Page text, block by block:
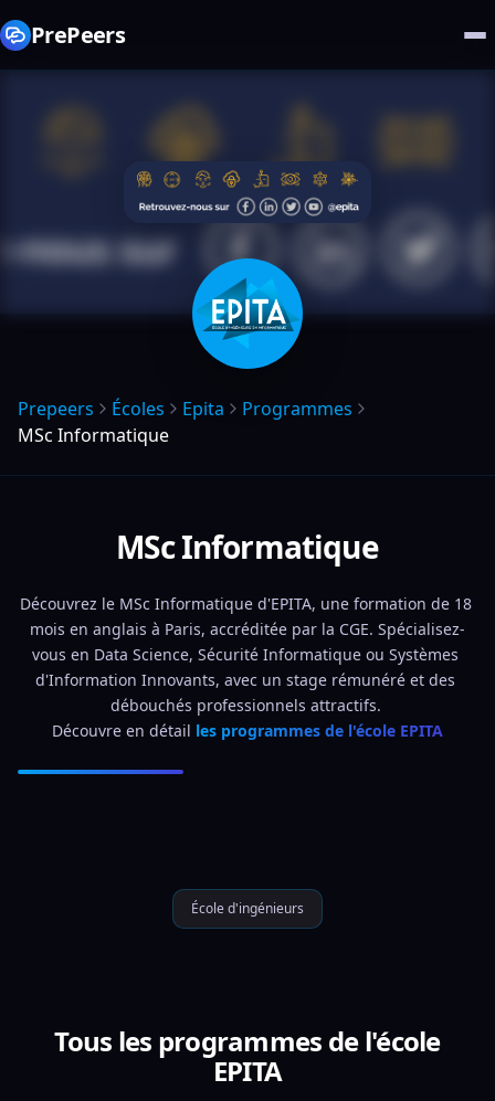
PrePeers
Prepeers Écoles Epita
Programmes
MSc Informatique
MSc Informatique
Découvrez le MSc Informatique d'EPITA, une formation de 18
mois en anglais à Paris, accréditée par la CGE. Spécialisez-
vous en Data Science, Sécurité Informatique ou Systèmes
d'Information Innovants, avec un stage rémunéré et des
débouchés professionnels attractifs.
Découvre en détail les programmes de l'école EPITA
École d'ingénieurs
Tous les programmes de l'école
EPITA